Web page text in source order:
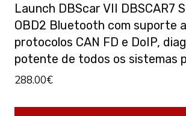
Launch DBScar VII DBSCAR7
OBD2 Bluetooth com suporte
protocolos CAN FD e DoIP,
potente de todos os sistemas
288.00€